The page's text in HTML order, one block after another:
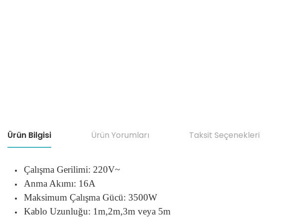
Ürün Bilgisi Ürün Yorumları Taksit Seçenekleri
Çalışma Gerilimi: 220V~
Anma Akımı: 16A
Maksimum Çalışma Gücü: 3500W
Kablo Uzunluğu: 1m,2m,3m veya 5m